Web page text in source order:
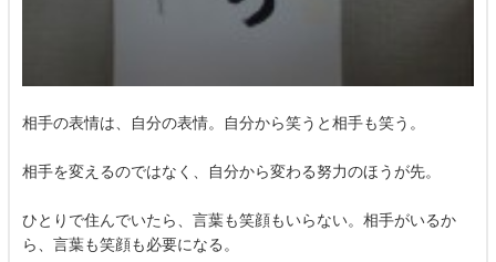
相手の表情は、自分の表情。自分から笑うと相手も笑う。
相手を変えるのではなく、自分から変わる努力のほうが先。
ひとりで住んでいたら、言葉も笑顔もいらない。相手がいるか
ら、言葉も笑顔も必要になる。